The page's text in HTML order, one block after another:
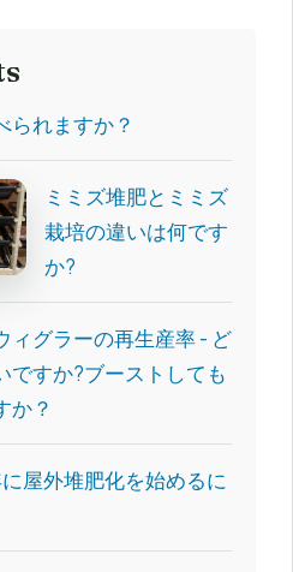
られますか？
ミミズ堆肥とミミズ
栽培の違いは何です
か?
ィグラーの再生産率 - ど
ですか?ブーストしても
か？
屋外堆肥化を始めるに